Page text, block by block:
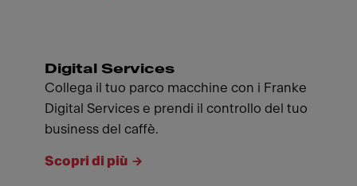
Digital Services
Collega il tuo parco macchine con i Franke
Digital Services e prendi il controllo del tuo
business del caffè.
Scopri di più